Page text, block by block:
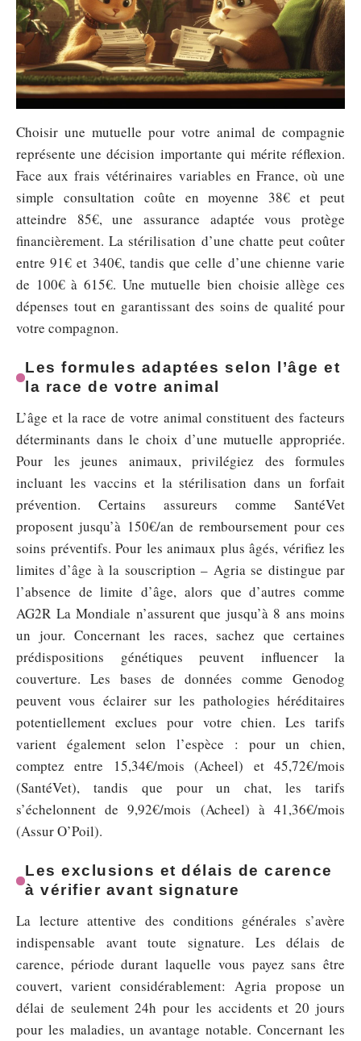
Choisir une mutuelle pour votre animal de compagnie
représente une décision importante qui mérite réflexion.
Face aux frais vétérinaires variables en France, où une
simple consultation coûte en moyenne 38€ et peut
atteindre 85€, une assurance adaptée vous protège
financièrement. La stérilisation d’une chatte peut coûter
entre 91€ et 340€, tandis que celle d’une chienne varie
de 100€ à 615€. Une mutuelle bien choisie allège ces
dépenses tout en garantissant des soins de qualité pour
votre compagnon.
Les formules adaptées selon l’âge et
la race de votre animal
L’âge et la race de votre animal constituent des facteurs
déterminants dans le choix d’une mutuelle appropriée.
Pour les jeunes animaux, privilégiez des formules
incluant les vaccins et la stérilisation dans un forfait
prévention. Certains assureurs comme SantéVet
proposent jusqu’à 150€/an de remboursement pour ces
soins préventifs. Pour les animaux plus âgés, vérifiez les
limites d’âge à la souscription – Agria se distingue par
l’absence de limite d’âge, alors que d’autres comme
AG2R La Mondiale n’assurent que jusqu’à 8 ans moins
un jour. Concernant les races, sachez que certaines
prédispositions génétiques peuvent influencer la
couverture. Les bases de données comme Genodog
peuvent vous éclairer sur les pathologies héréditaires
potentiellement exclues pour votre chien. Les tarifs
varient également selon l’espèce : pour un chien,
comptez entre 15,34€/mois (Acheel) et 45,72€/mois
(SantéVet), tandis que pour un chat, les tarifs
s’échelonnent de 9,92€/mois (Acheel) à 41,36€/mois
(Assur O’Poil).
Les exclusions et délais de carence
à vérifier avant signature
La lecture attentive des conditions générales s’avère
indispensable avant toute signature. Les délais de
carence, période durant laquelle vous payez sans être
couvert, varient considérablement: Agria propose un
délai de seulement 24h pour les accidents et 20 jours
pour les maladies, un avantage notable. Concernant les